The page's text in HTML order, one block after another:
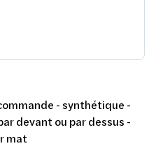
- synthétique -
devant ou par dessus -
mat